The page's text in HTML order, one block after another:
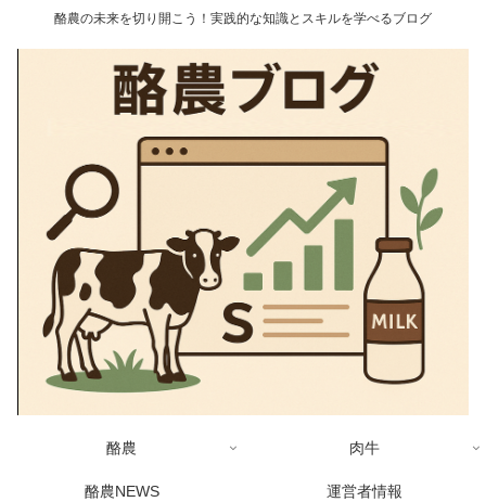
酪農の未来を切り開こう！実践的な知識とスキルを学べるブログ
酪農 肉牛
酪農NEWS 運営者情報